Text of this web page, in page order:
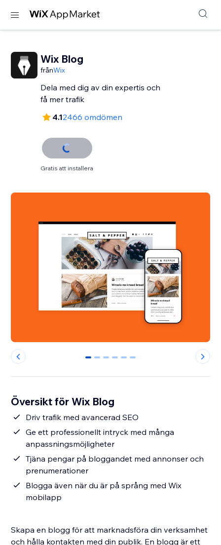
Wix Blog
frånWix
Dela med dig av din expertis och
få mer trafik
4.12466 omdömen
Gratis att installera
0 1 2 3 4 5
Översikt för Wix Blog
Driv trafik med avancerad SEO
Ge ett professionellt intryck med många
anpassningsmöjligheter
Tjäna pengar på bloggandet med annonser och
prenumerationer
Blogga även när du är på språng med Wix
mobilapp
Skapa en blogg för att marknadsföra din verksamhet
och hålla kontakten med din publik. En blogg är ett